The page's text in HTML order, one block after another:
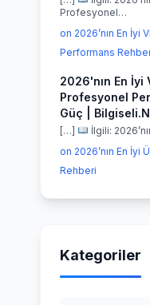
Profesyonel…
on 2026’nın En İyi
Performans
2026'nın En İyi
Profesyonel
Güç |
[…]
İlgili:
on 2026’nın En İyi
Rehberi
Kategoriler